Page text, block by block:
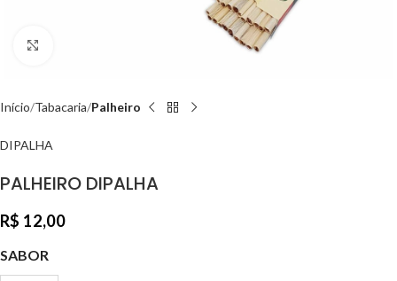
Início Tabacaria Palheiro
DIPALHA
PALHEIRO DIPALHA
R$ 12,00
SABOR